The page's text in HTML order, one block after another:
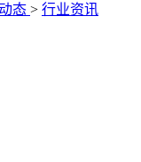
态 > 行业资讯